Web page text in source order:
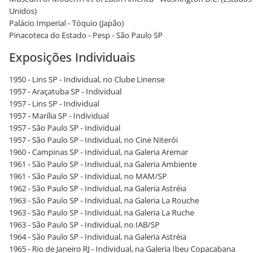
Unidos)
Palácio Imperial - Tóquio (Japão)
Pinacoteca do Estado - Pesp - São Paulo SP
Exposições Individuais
1950 - Lins SP - Individual, no Clube Linense
1957 - Araçatuba SP - Individual
1957 - Lins SP - Individual
1957 - Marília SP - Individual
1957 - São Paulo SP - Individual
1957 - São Paulo SP - Individual, no Cine Niterói
1960 - Campinas SP - Individual, na Galeria Aremar
1961 - São Paulo SP - Individual, na Galeria Ambiente
1961 - São Paulo SP - Individual, no MAM/SP
1962 - São Paulo SP - Individual, na Galeria Astréia
1963 - São Paulo SP - Individual, na Galeria La Rouche
1963 - São Paulo SP - Individual, na Galeria La Ruche
1963 - São Paulo SP - Individual, no IAB/SP
1964 - São Paulo SP - Individual, na Galeria Astréia
1965 - Rio de Janeiro RJ - Individual, na Galeria Ibeu Copacabana